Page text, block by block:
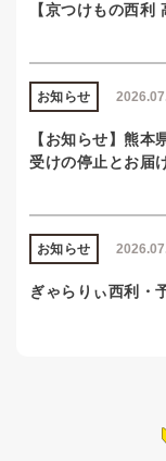
【京つけもの西
お知らせ
【お知らせ】熊
受けの停止とお届
お知らせ
ぎゃらりぃ西利・